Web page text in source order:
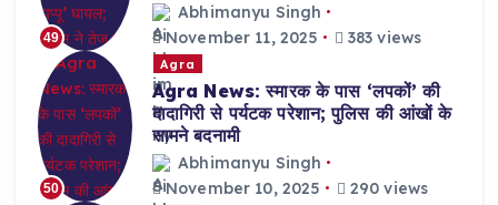
49
Abhimanyu Singh
November 11, 2025
383 views
50
Agra
Agra News: स्मारक के पास ‘लपकों’ की
दादागिरी से पर्यटक परेशान; पुलिस की आंखों के
सामने बदनामी
Abhimanyu Singh
November 10, 2025
290 views